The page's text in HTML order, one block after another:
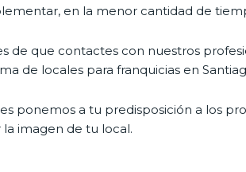
en la menor cantidad de
de que contactes con nuestros
de locales para franquicias en
ponemos a tu predisposición a los
imagen de tu local.